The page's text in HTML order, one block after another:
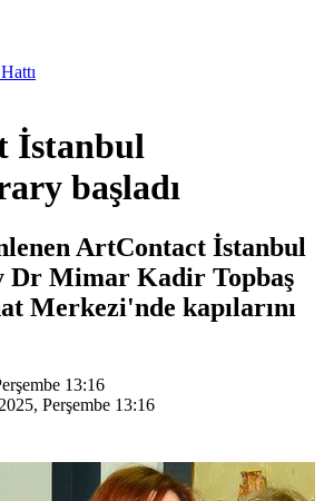
İstanbul
başladı
ArtContact İstanbul
Dr Mimar Kadir Topbaş
Merkezi'nde kapılarını
13:16
Perşembe 13:16